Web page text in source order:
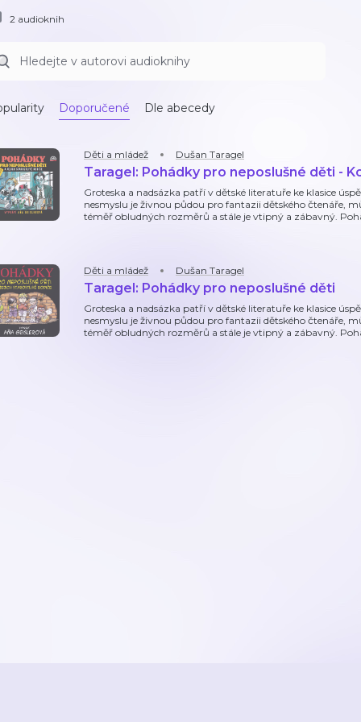
2 audioknih
Doporučené Dle abecedy
Děti a mládež Dušan Taragel
Taragel: Pohádky pro neposlušné děti -
Groteska a nadsázka patří v dětské literatuře ke klasice
nesmyslu je živnou půdou pro fantazii dětského čtenáře,
téměř obludných rozměrů a stále je vtipný a zábavný.
Děti a mládež Dušan Taragel
Taragel: Pohádky pro neposlušné děti
Groteska a nadsázka patří v dětské literatuře ke klasice
nesmyslu je živnou půdou pro fantazii dětského čtenáře,
téměř obludných rozměrů a stále je vtipný a zábavný.